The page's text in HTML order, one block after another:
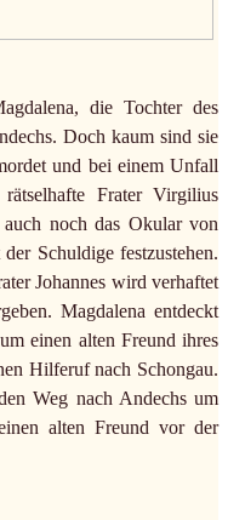
die Tochter des
Doch kaum sind sie
und bei einem Unfall
Frater Virgilius
noch das Okular von
Schuldige festzustehen.
Johannes wird verhaftet
Magdalena entdeckt
einen alten Freund ihres
Hilferuf nach Schongau.
Weg nach Andechs um
alten Freund vor der